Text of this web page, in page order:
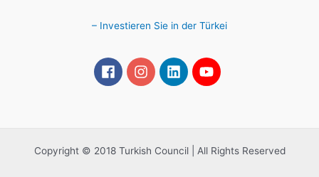
– Investieren Sie in der Türkei
Copyright © 2018 Turkish Council | All Rights Reserved